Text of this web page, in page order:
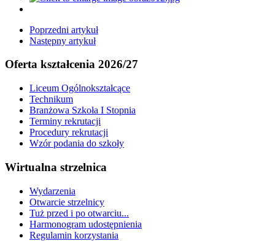
Poprzedni artykuł
Następny artykuł
Oferta kształcenia 2026/27
Liceum Ogólnokształcące
Technikum
Branżowa Szkoła I Stopnia
Terminy rekrutacji
Procedury rekrutacji
Wzór podania do szkoły
Wirtualna strzelnica
Wydarzenia
Otwarcie strzelnicy
Tuż przed i po otwarciu...
Harmonogram udostępnienia
Regulamin korzystania